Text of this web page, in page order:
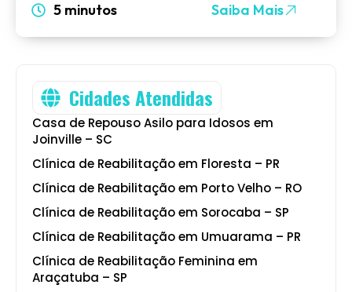
Cidades Atendidas
Casa de Repouso Asilo para Idosos em
Joinville – SC
Clínica de Reabilitação em Floresta – PR
Clínica de Reabilitação em Porto Velho – RO
Clínica de Reabilitação em Sorocaba – SP
Clínica de Reabilitação em Umuarama – PR
Clínica de Reabilitação Feminina em
Araçatuba – SP
5 minutos Saiba Mais